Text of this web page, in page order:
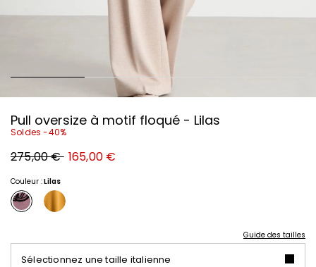
Pull oversize à motif floqué - Lilas
Soldes -40%
Prix
original
€
275,00 € Nouveau
prix
165,00 €
Couleur :Lilas
Guide des tailles
Sélectionnez une taille italienne